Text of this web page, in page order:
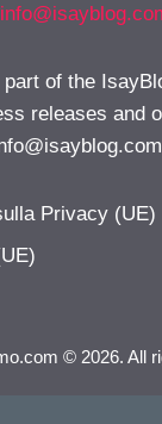
of the
releases and
Privacy (UE)
© 2026. All